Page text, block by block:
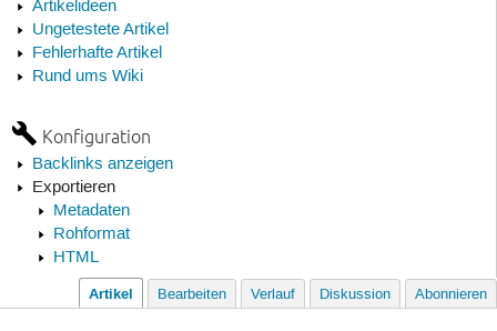
Artikelideen
Ungetestete Artikel
Fehlerhafte Artikel
Rund ums Wiki
Konfiguration
Backlinks anzeigen
Exportieren
Metadaten
Rohformat
HTML
Artikel Bearbeiten Verlauf Diskussion Abonnieren